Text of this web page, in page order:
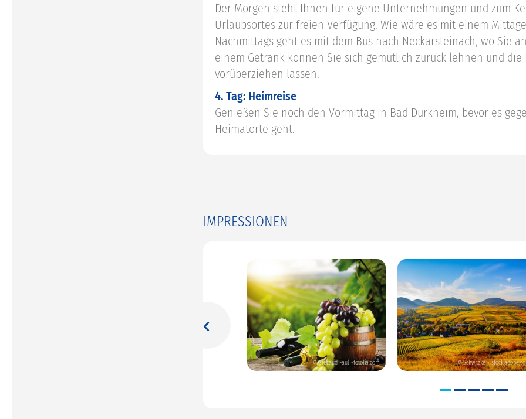
Der Morgen steht Ihnen für eigene Unternehmungen und zum
Urlaubsortes zur freien Verfügung. Wie wäre es mit einem
Nachmittags geht es mit dem Bus nach Neckarsteinach, wo Sie
einem Getränk können Sie sich gemütlich zurück lehnen und
vorüberziehen lassen.
4. Tag: Heimreise
Genießen Sie noch den Vormittag in Bad Dürkheim, bevor es
Heimatorte geht.
IMPRESSIONEN
Previous
© Grecaud Paul -fotolia.com © Schwitzke -